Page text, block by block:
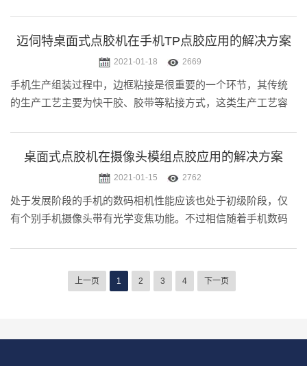
在电子设备中采.....
迈伺特桌面式点胶机在手机TP点胶应用的解决方案
2021-01-18 2669
手机生产组装过程中，边框粘接是很重要的一个环节，其传统
的生产工艺主要为快干胶、胶带等粘接方式，这类生产工艺容
三维椭圆、常用图库插入.....
桌面式点胶机在摄像头模组点胶应用的解决方案
2021-01-15 2762
处于发展阶段的手机的数码相机性能应该也处于初级阶段，仅
有个别手机摄像头带有光学变焦功能。不过相信随着手机数码
能，短片拍摄，镜头可旋转，.....
上一页 1 2 3 4 下一页